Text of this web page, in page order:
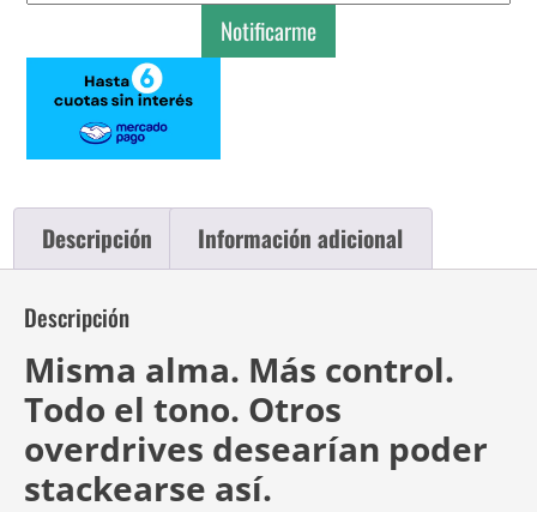
Notificarme
Descripción Información adicional
Descripción
Misma alma. Más control.
Todo el tono. Otros
overdrives desearían poder
stackearse así.